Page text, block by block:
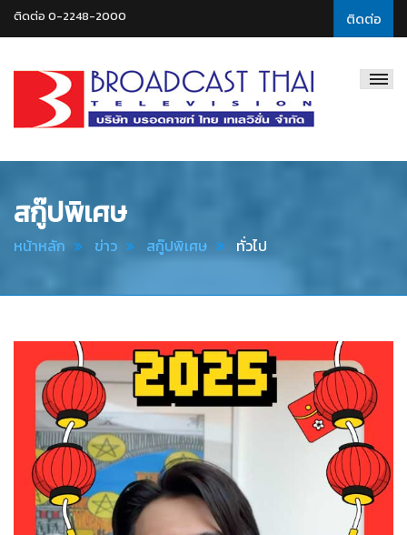
ติดต่อ
ติดต่อ 0-2248-2000
Thai
สกู๊ปพิเศษ
หน้าหลัก ข่าว สกู๊ปพิเศษ ทั่วไป